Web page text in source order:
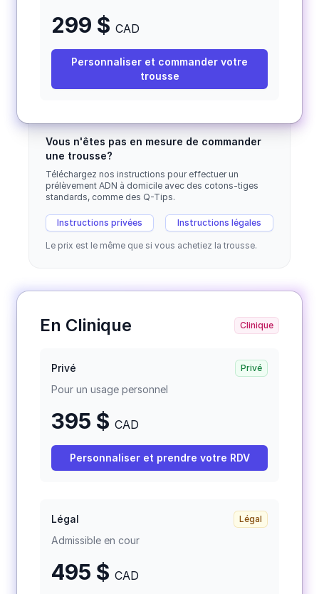
299 $ CAD
Personnaliser et commander votre
trousse
Vous n'êtes pas en mesure de commander
une trousse?
Téléchargez nos instructions pour effectuer un
prélèvement ADN à domicile avec des cotons-tiges
standards, comme des Q-Tips.
Instructions privées Instructions légales
Le prix est le même que si vous achetiez la trousse.
En Clinique Clinique
Privé Privé
Pour un usage personnel
395 $ CAD
Personnaliser et prendre votre RDV
Légal Légal
Admissible en cour
495 $ CAD